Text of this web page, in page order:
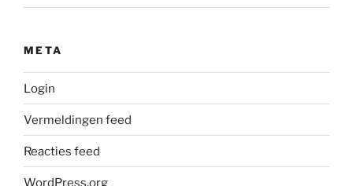
META
Login
Vermeldingen feed
Reacties feed
WordPress.org